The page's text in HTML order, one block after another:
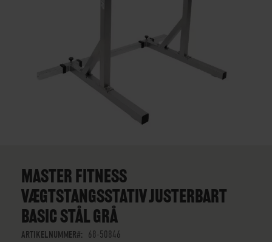
BILLEDGALLERIET
MASTER FITNESS
VÆGTSTANGSSTATIV JUSTERBART
BASIC STÅL GRÅ
ARTIKELNUMMER
68-50846